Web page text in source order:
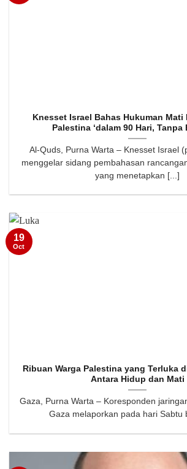
Knesset Israel Bahas Hukuman Mati
Palestina ‘dalam 90 Hari, Tanpa
Al-Quds, Purna Warta – Knesset Israel
menggelar sidang pembahasan
yang menetapkan [...]
Ribuan Warga Palestina yang Terluka
Antara Hidup dan Mati
Gaza, Purna Warta – Koresponden
Gaza melaporkan pada hari Sabtu
19
Oct